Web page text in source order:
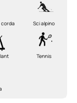
corda Sci alpino
Tennis